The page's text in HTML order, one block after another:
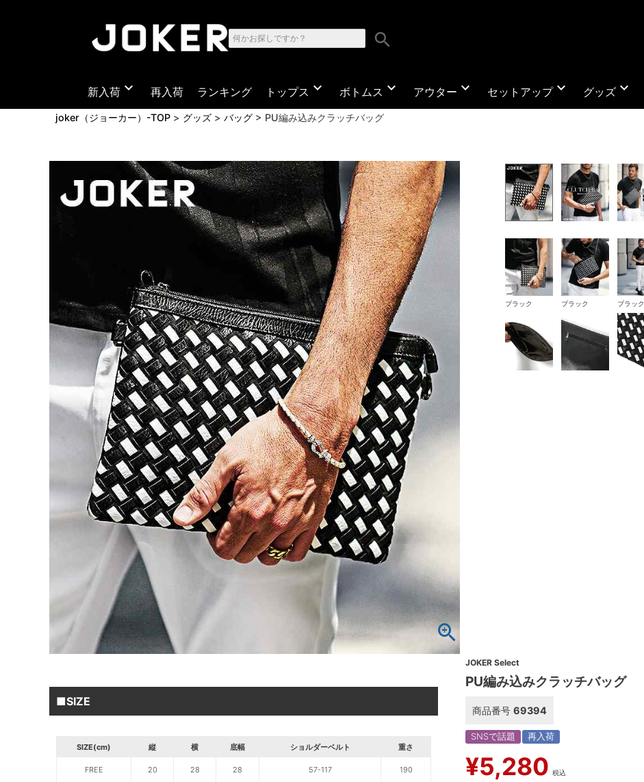
search
新入荷 expand_more 再入荷 ランキング トップス expand_more ボトムス expand_more アウター expand_more セットアップexpand_more グッズ expand_more
joker（ジョーカー）-TOP グッズ バッグ PU編み込みクラッチバッグ
ブラック ブラック ブラック
■SIZE
SIZE(cm) 縦 横 底幅 ショルダーベルト 重さ
FREE 20 28 28 57-117 190
JOKER Select
PU編み込みクラッチバッグ
商品番号 69394
SNSで話題 再入荷
¥5,280 税込